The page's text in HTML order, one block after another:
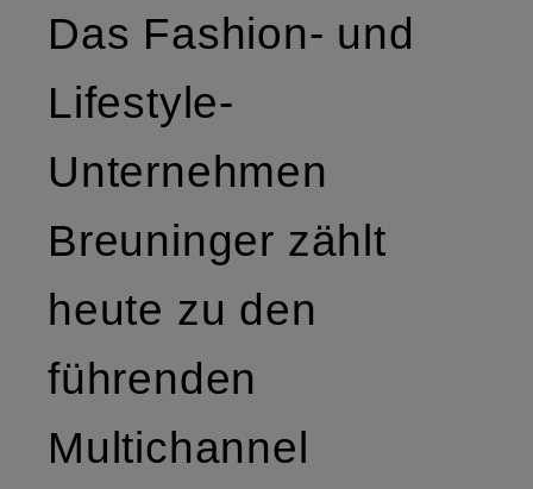
Das Fashion- und
Lifestyle-
Unternehmen
Breuninger zählt
heute zu den
führenden
Multichannel